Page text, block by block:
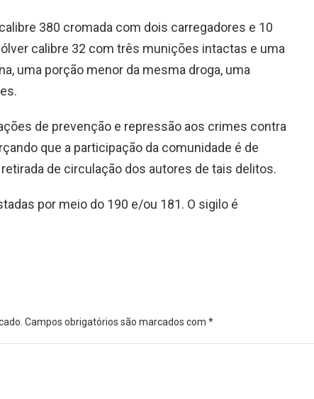
380 cromada com dois carregadores e 10
calibre 32 com três munições intactas e uma
uma porção menor da mesma droga, uma
de prevenção e repressão aos crimes contra
que a participação da comunidade é de
de circulação dos autores de tais delitos.
por meio do 190 e/ou 181. O sigilo é
Campos obrigatórios são marcados com *